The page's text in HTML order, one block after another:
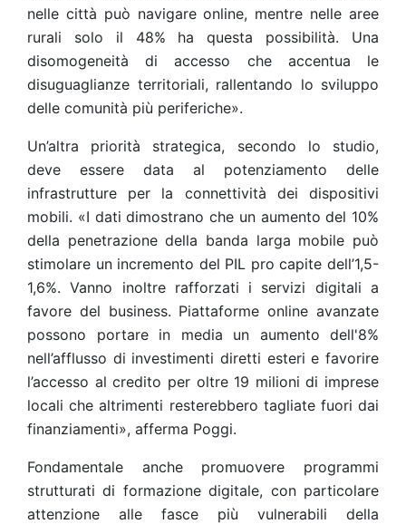
nelle città può navigare online, mentre nelle aree
rurali solo il 48% ha questa possibilità. Una
disomogeneità di accesso che accentua le
disuguaglianze territoriali, rallentando lo sviluppo
delle comunità più periferiche».
Un’altra priorità strategica, secondo lo studio,
deve essere data al potenziamento delle
infrastrutture per la connettività dei dispositivi
mobili. «I dati dimostrano che un aumento del 10%
della penetrazione della banda larga mobile può
stimolare un incremento del PIL pro capite dell’1,5-
1,6%. Vanno inoltre rafforzati i servizi digitali a
favore del business. Piattaforme online avanzate
possono portare in media un aumento dell'8%
nell’afflusso di investimenti diretti esteri e favorire
l’accesso al credito per oltre 19 milioni di imprese
locali che altrimenti resterebbero tagliate fuori dai
finanziamenti», afferma Poggi.
Fondamentale anche promuovere programmi
strutturati di formazione digitale, con particolare
attenzione alle fasce più vulnerabili della